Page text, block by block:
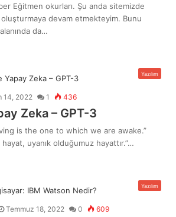
Eğitmen okurları. Şu anda sitemizde
oluşturmaya devam etmekteyim. Bunu
da…
Yazılım
14, 2022 1 436
Zeka – GPT-3
is the one to which we are awake.”
uyanık olduğumuz hayattır.”…
Yazılım
Temmuz 18, 2022 0 609